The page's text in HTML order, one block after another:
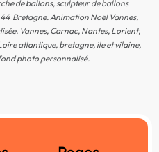
de ballons, sculpteur de ballons
Bretagne. Animation Noël Vannes,
Vannes, Carnac, Nantes, Lorient,
atlantique, bretagne, ile et vilaine,
photo personnalisé.